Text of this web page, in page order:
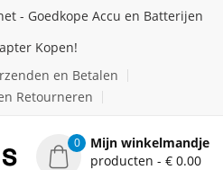
- Goedkope Accu en Batterijen
Kopen!
en Betalen
Retourneren
0
Mijn winkelmandje
producten - € 0.00